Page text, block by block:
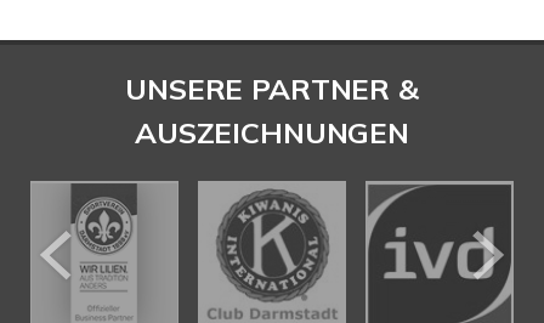
UNSERE PARTNER &
AUSZEICHNUNGEN